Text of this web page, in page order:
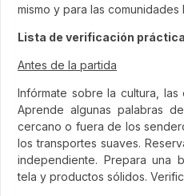
mismo y para las
Lista de verificación
Antes de la partida
Infórmate sobre la cultura,
Aprende algunas palabras
cercano o fuera de los
los transportes suaves.
independiente. Prepara una
tela y productos sólidos.